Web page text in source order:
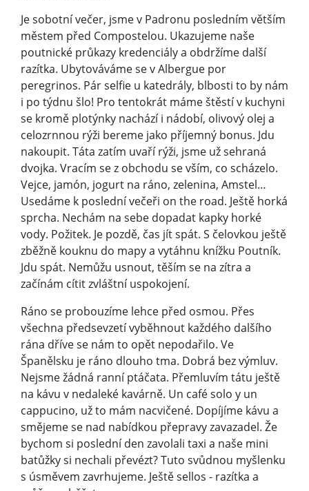
Je sobotní večer, jsme v Padronu posledním větším
městem před Compostelou. Ukazujeme naše
poutnické průkazy kredenciály a obdržíme další
razítka. Ubytováváme se v Albergue por
peregrinos. Pár selfie u katedrály, blbosti to by nám
i po týdnu šlo! Pro tentokrát máme štěstí v kuchyni
se kromě plotýnky nachází i nádobí, olivový olej a
celozrnnou rýži bereme jako příjemný bonus. Jdu
nakoupit. Táta zatím uvaří rýži, jsme už sehraná
dvojka. Vracím se z obchodu se vším, co scházelo.
Vejce, jamón, jogurt na ráno, zelenina, Amstel…
Usedáme k poslední večeři on the road. Ještě horká
sprcha. Nechám na sebe dopadat kapky horké
vody. Požitek. Je pozdě, čas jít spát. S čelovkou ještě
zběžně kouknu do mapy a vytáhnu knížku Poutník.
Jdu spát. Nemůžu usnout, těším se na zítra a
začínám cítit zvláštní uspokojení.
Ráno se probouzíme lehce před osmou. Přes
všechna předsevzetí vyběhnout každého dalšího
rána dříve se nám to opět nepodařilo. Ve
Španělsku je ráno dlouho tma. Dobrá bez výmluv.
Nejsme žádná ranní ptáčata. Přemluvím tátu ještě
na kávu v nedaleké kavárně. Un café solo y un
cappucino, už to mám nacvičené. Dopíjíme kávu a
smějeme se nad nabídkou přepravy zavazadel. Že
bychom si poslední den zavolali taxi a naše mini
batůžky si nechali převézt? Tuto svůdnou myšlenku
s úsměvem zavrhujeme. Ještě sellos - razítka a